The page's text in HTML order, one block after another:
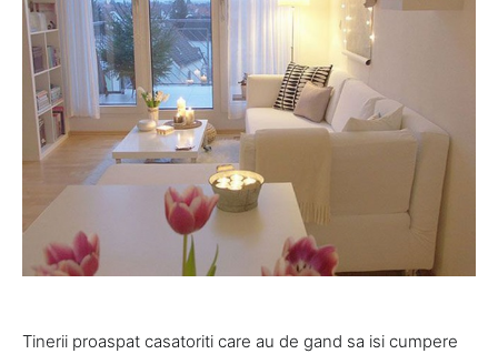
Tinerii proaspat casatoriti care au de gand sa isi cumpere